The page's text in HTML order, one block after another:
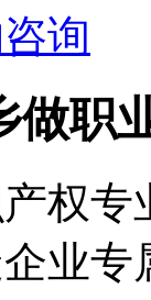
询
做职
权专
业专